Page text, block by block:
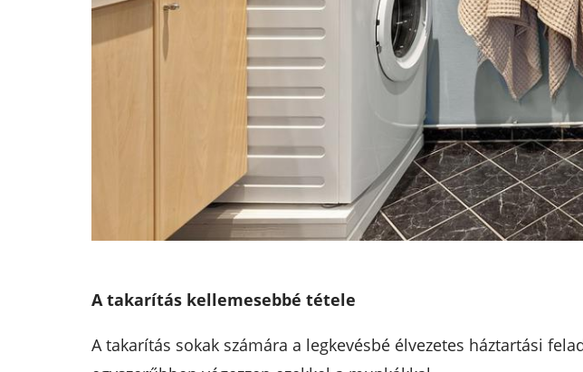
A takarítás kellemesebbé tétele
A takarítás sokak számára a legkevésbé élvezetes háztartási